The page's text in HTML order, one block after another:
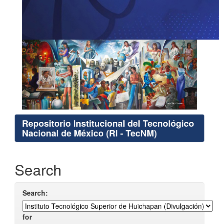
Repositorio Institucional del Tecnológico
Nacional de México (RI - TecNM)
Search
Search:
for